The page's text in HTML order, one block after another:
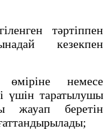
тәртiппен
кезекпен
немесе
үшiн таратылушы
жауап беретiн